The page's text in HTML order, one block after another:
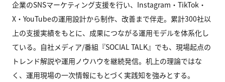
企業のSNSマーケティング支援を行い、Instagram・TikTok・
X・YouTubeの運用設計から制作、改善まで伴走。累計300社以
上の支援実績をもとに、成果につながる運用モデルを体系化し
ている。自社メディア/番組『SOCIAL TALK』でも、現場起点の
トレンド解説や運用ノウハウを継続発信。机上の理論ではな
く、運用現場の一次情報にもとづく実践知を強みとする。